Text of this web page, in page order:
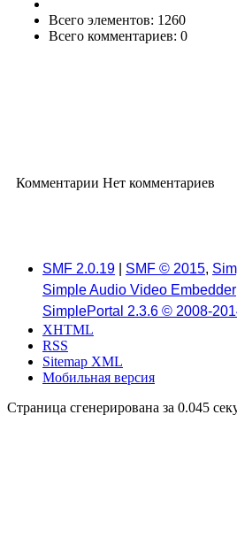
Всего элементов: 1260
Всего комментариев: 0
Комментарии Нет комментариев
SMF 2.0.19 SMF © 2015,
Simple Audio Video Embedder
SimplePortal 2.3.6 © 2008-
XHTML
RSS
Sitemap XML
Мобильная версия
Страница сгенерирована за 0.045